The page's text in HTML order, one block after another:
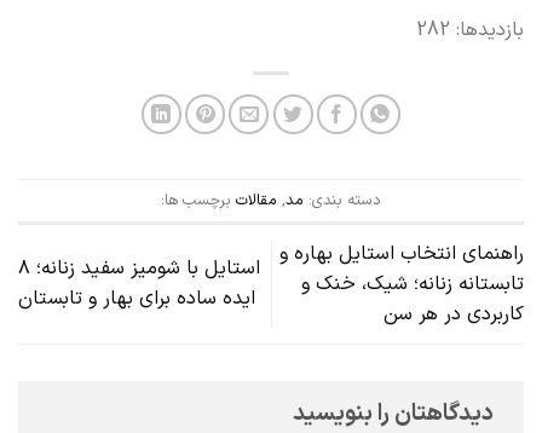
بازدیدها: 282
دسته بندی: مد,مقالاتبرچسب ها:
راهنمای انتخاب استایل بهاره و
تابستانه زنانه؛ شیک، خنک و
کاربردی در هر سن
استایل با شومیز سفید زنانه؛ ۸
ایده ساده برای بهار و تابستان
دیدگاهتان را بنویسید